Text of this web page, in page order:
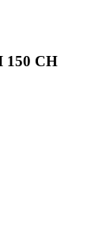
150 CH